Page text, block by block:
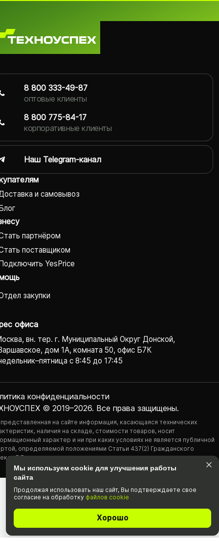
и самовывоз
партнёром
поставщиком
YesPrice
закупки
офиса
вн. тер. г. Муниципальный Округ Донской,
дом 1А, комната 50, офис Б7К
с 8:45 до 17:45
© 2019–2026. Все права защищены.
конфиденциаль­ности
на сайте информация, касающаяся технических
наличия на складе, стоимости товаров, носит
характер и ни при каких условиях не является публичной
определяемой положениями Статьи 437(2) Гражданского
РФ.
8 800 333-49-87
оптовые клиенты
8 800 775-84-17
корпоративные клиенты
Наш Telegram-канал
Мы используем cookie для улучшения работы
сайта
Продолжая использовать наш cайт, Вы подтвержда­ете свое
согласие на обработку файлов cookie
Хорошо